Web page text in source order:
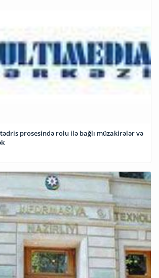
prosesində rolu ilə bağlı müzakirələr və